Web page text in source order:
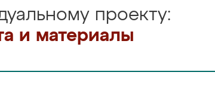
проекту:
и материалы